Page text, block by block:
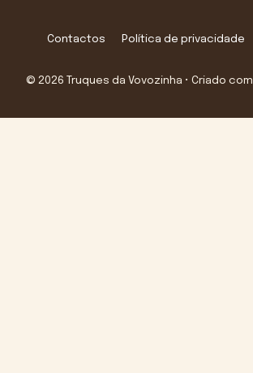
Contactos Política de privacidade
© 2026 Truques da Vovozinha • Criado com